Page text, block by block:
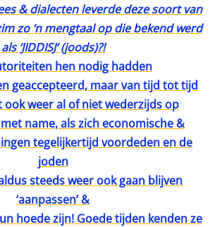
& dialecten leverde deze soort van
zo ‘n mengtaal op die bekend werd
als ‘JIDDISJ’ (joods)?!
hen nodig hadden
geaccepteerd, maar van tijd tot tijd
ook weer al of niet wederzijds op
name, als zich economische &
tegelijkertijd voordeden en de
joden
steeds weer ook gaan blijven
‘aanpassen’ &
hoede zijn! Goede tijden kenden ze